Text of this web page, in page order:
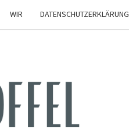
WIR DATENSCHUTZERKLÄRUNG